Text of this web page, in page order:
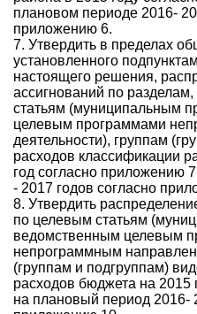
плановом периоде 2016-
приложению 6.
7. Утвердить в пределах
установленного
настоящего решения,
ассигнований по
статьям (муниципальным
целевым программами
деятельности), группам
расходов классификации
год согласно приложению
- 2017 годов согласно
8. Утвердить
по целевым статьям
ведомственным целевым
непрограммным
(группам и подгруппам)
расходов бюджета на 2015
на плановый период 2016-